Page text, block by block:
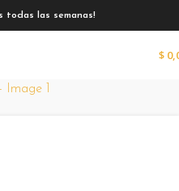
todas las semanas!
$